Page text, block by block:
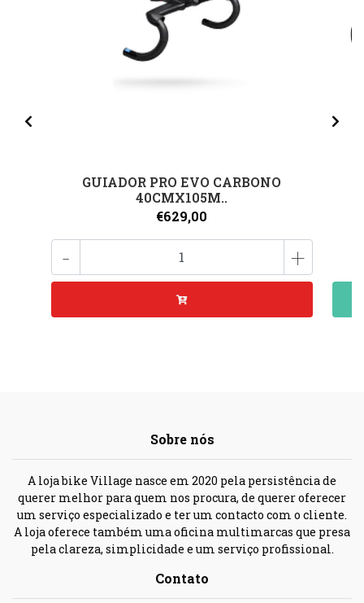
GUIADOR PRO EVO CARBONO
40CMX105M..
€629,00
- +
Sobre nós
A loja bike Village nasce em 2020 pela persistência de
querer melhor para quem nos procura, de querer oferecer
um serviço especializado e ter um contacto com o cliente.
A loja oferece também uma oficina multimarcas que presa
pela clareza, simplicidade e um serviço profissional.
Contato